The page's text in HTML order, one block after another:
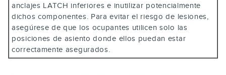
anclajes LATCH inferiores e inutilizar potencialmente
dichos componentes. Para evitar el riesgo de lesiones,
asegúrese de que los ocupantes utilicen solo las
posiciones de asiento donde ellos puedan estar
correctamente asegurados.